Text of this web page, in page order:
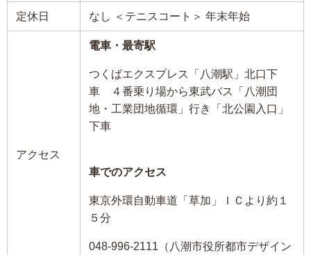
定休日 なし ＜テニスコート＞ 年末年始
アクセス
電車・最寄駅
つくばエクスプレス「八潮駅」北口下
車 ４番乗り場から東武バス「八潮団
地・工業団地循環」行き「北公園入口」
下車
車でのアクセス
東京外環自動車道「草加」ＩＣより約１
５分
048-996-2111（八潮市役所都市デザイン